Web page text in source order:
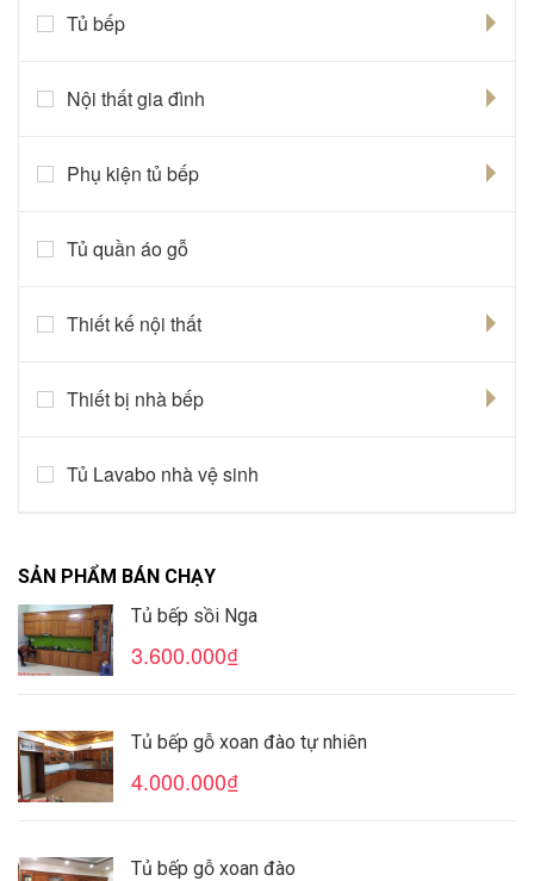
Tủ bếp
Nội thất gia đình
Phụ kiện tủ bếp
Tủ quần áo gỗ
Thiết kế nội thất
Thiết bị nhà bếp
Tủ Lavabo nhà vệ sinh
SẢN PHẨM BÁN CHẠY
Tủ bếp sồi Nga
3.600.000₫
Tủ bếp gỗ xoan đào tự nhiên
4.000.000₫
Tủ bếp gỗ xoan đào